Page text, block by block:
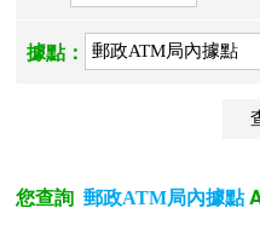
據點：
您查詢 郵政ATM局內據點